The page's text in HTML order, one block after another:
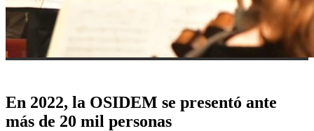
En 2022, la OSIDEM se presentó ante
más de 20 mil personas